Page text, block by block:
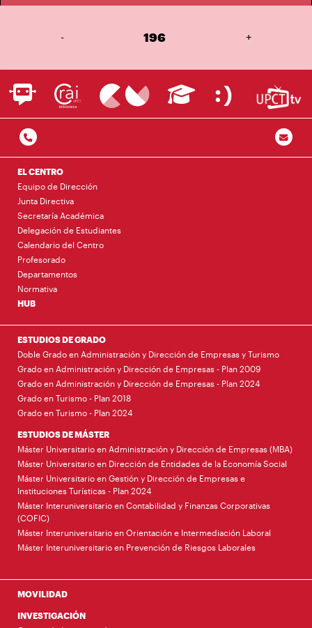
- 196 +
EL CENTRO
Equipo de Dirección
Junta Directiva
Secretaría Académica
Delegación de Estudiantes
Calendario del Centro
Profesorado
Departamentos
Normativa
HUB
ESTUDIOS DE GRADO
Doble Grado en Administración y Dirección de Empresas y Turismo
Grado en Administración y Dirección de Empresas - Plan 2009
Grado en Administración y Dirección de Empresas - Plan 2024
Grado en Turismo - Plan 2018
Grado en Turismo - Plan 2024
ESTUDIOS DE MÁSTER
Máster Universitario en Administración y Dirección de Empresas (MBA)
Máster Universitario en Dirección de Entidades de la Economía Social
Máster Universitario en Gestión y Dirección de Empresas e
Instituciones Turísticas - Plan 2024
Máster Interuniversitario en Contabilidad y Finanzas Corporativas
(COFIC)
Máster Interuniversitario en Orientación e Intermediación Laboral
Máster Interuniversitario en Prevención de Riesgos Laborales
MOVILIDAD
INVESTIGACIÓN